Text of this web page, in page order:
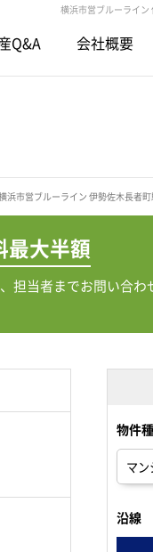
横浜市営ブルーライン
Q&A 会社概要
浜市営ブルーライン 伊勢佐木長者
最大半額
担当者までお問い合わ
物件
沿線